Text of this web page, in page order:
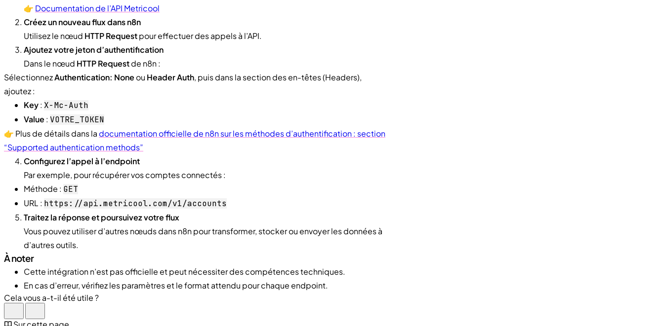
👉 Documentation de l’API Metricool
Créez un nouveau flux dans n8n
Utilisez le nœud HTTP Requestpour effectuer des appels à l’API.
Ajoutez votre jeton d’authentification
Dans le nœud HTTP Requestde n8n :
SélectionnezAuthentication: None ou Header Auth, puis dans la section des en-têtes (Headers),
ajoutez :
Key: X-Mc-Auth
Value : VOTRE_TOKEN
👉 Plus de détails dans la documentation officielle de n8n sur les méthodes d’authentification : section
“Supported authentication methods”
Configurez l’appel à l’endpoint
Par exemple, pour récupérer vos comptes connectés :
Méthode : GET
URL : https://api.metricool.com/v1/accounts
Traitez la réponse et poursuivez votre flux
Vous pouvez utiliser d’autres nœuds dans n8n pour transformer, stocker ou envoyer les données à
d’autres outils.
À noter
Cette intégration n’est pas officielle et peut nécessiter des compétences techniques.
En cas d’erreur, vérifiez les paramètres et le format attendu pour chaque endpoint.
Cela vous a-t-il été utile ?